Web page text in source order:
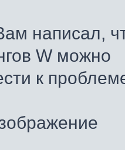
написал,
W можно
к